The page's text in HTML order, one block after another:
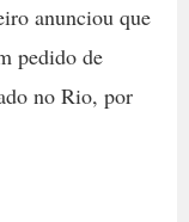
anunciou que
pedido de
no Rio, por